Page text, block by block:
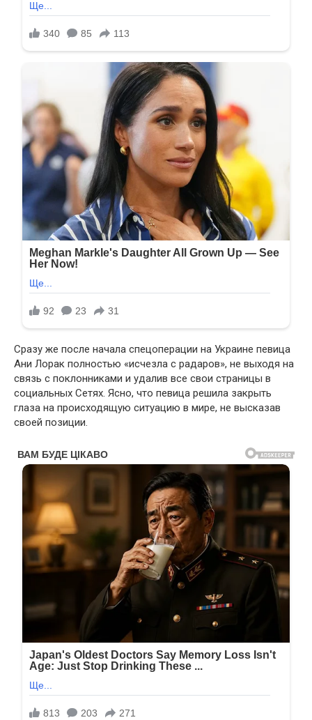
Сразу же после начала спецоперации на Украине певица
Ани Лорак полностью «исчезла с радаров», не выходя на
связь с поклонниками и удалив все свои страницы в
социальных Сетях. Ясно, что певица решила закрыть
глаза на происходящую ситуацию в мире, не высказав
своей позиции.